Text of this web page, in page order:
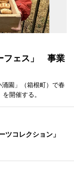
フェス」 事業
園」（箱根町）で春
開催する。
ツコレクション」